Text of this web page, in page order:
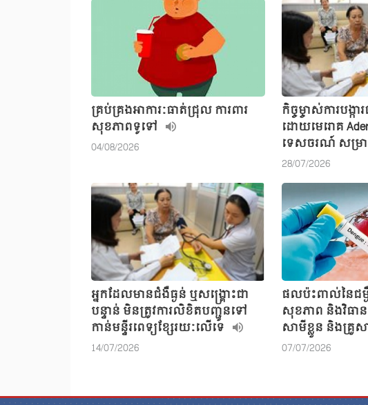
គ្រប់គ្រងអាការៈធាត់ជ្រុល ការពារ
សុខភាពទូទៅ
04/08/2026
កិច្ចម្ចាស់ការបង្ក
ដោយមេរោគ
ទេសចរណ៍ សម្រ
28/07/2026
អ្នកដែលមានជំងឺធ្ងន់ ឬសង្រ្គោះជា
បន្ទាន់ មិនត្រូវការលិខិតបញ្ជូនទៅ
កាន់មន្ទីរពេទ្យខ្សែរយៈលើទេ
14/07/2026
ផលប៉ះពាល់នៃជ
សុខភាព និងវិធាន
សាមីខ្លួន និងគ្រួស
07/07/2026